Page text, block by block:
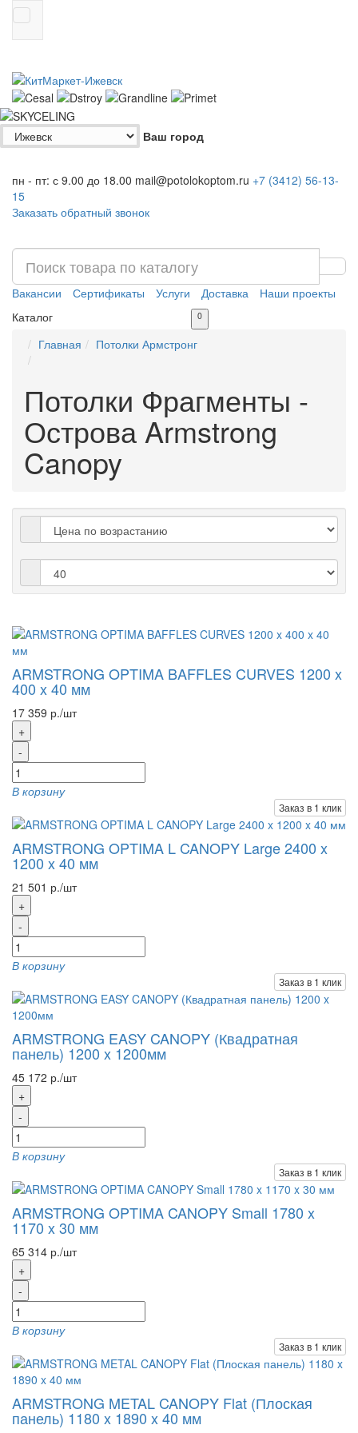
Ваш город
пн - пт: с 9.00 до 18.00 mail@potolokoptom.ru +7 (3412) 56-13-
15
Заказать обратный звонок
Вакансии Сертификаты Услуги Доставка
Наши проекты
Каталог
0
Главная Потолки Армстронг
Потолки Фрагменты -
Острова Armstrong
Canopy
ARMSTRONG OPTIMA BAFFLES CURVES 1200 x
400 x 40 мм
17 359 р./шт
+
-
В корзину
Заказ в 1 клик
ARMSTRONG OPTIMA L CANOPY Large 2400 x
1200 x 40 мм
21 501 р./шт
+
-
В корзину
Заказ в 1 клик
ARMSTRONG EASY CANOPY (Квадратная
панель) 1200 x 1200мм
45 172 р./шт
+
-
В корзину
Заказ в 1 клик
ARMSTRONG OPTIMA CANOPY Small 1780 x
1170 x 30 мм
65 314 р./шт
+
-
В корзину
Заказ в 1 клик
ARMSTRONG METAL CANOPY Flat (Плоская
панель) 1180 x 1890 x 40 мм